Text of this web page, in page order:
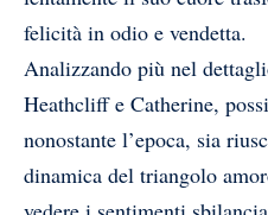
felicità in odio e vendetta.
Analizzando più nel
Heathcliff e Catherine,
nonostante l’epoca, sia
dinamica del triangolo